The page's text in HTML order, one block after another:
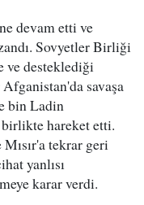
devam etti ve
Sovyetler Birliği
ve desteklediği
savaşa
bin Ladin
birlikte hareket etti.
tekrar geri
yanlısı
karar verdi.